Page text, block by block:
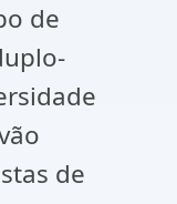
de
de